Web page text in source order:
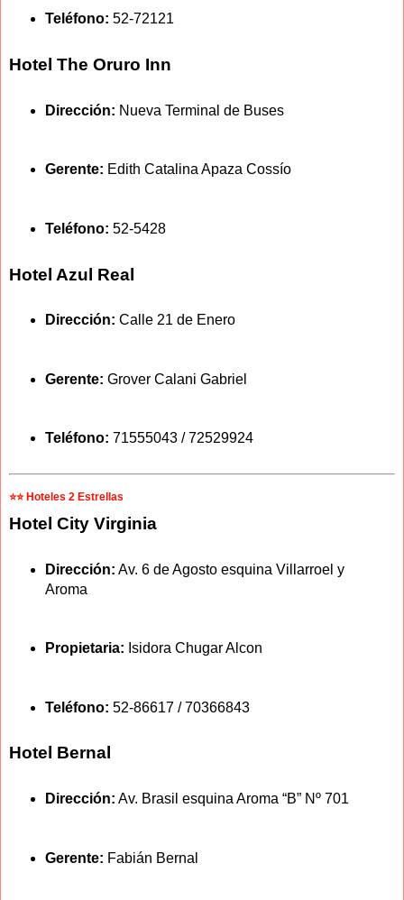
Teléfono: 52-72121
Hotel The Oruro Inn
Dirección: Nueva Terminal de Buses
Gerente: Edith Catalina Apaza Cossío
Teléfono: 52-5428
Hotel Azul Real
Dirección: Calle 21 de Enero
Gerente: Grover Calani Gabriel
Teléfono: 71555043 / 72529924
⭐⭐ Hoteles 2 Estrellas
Hotel City Virginia
Dirección: Av. 6 de Agosto esquina Villarroel y
Aroma
Propietaria: Isidora Chugar Alcon
Teléfono: 52-86617 / 70366843
Hotel Bernal
Dirección: Av. Brasil esquina Aroma “B” Nº 701
Gerente: Fabián Bernal